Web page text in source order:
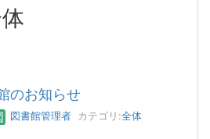
のお知らせ
図書館管理者 カテゴリ:全体